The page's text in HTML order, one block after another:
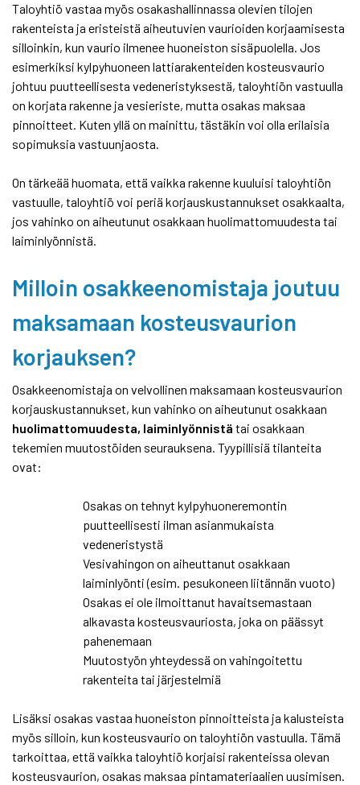
Taloyhtiö vastaa myös osakashallinnassa olevien tilojen
rakenteista ja eristeistä aiheutuvien vaurioiden korjaamisesta
silloinkin, kun vaurio ilmenee huoneiston sisäpuolella. Jos
esimerkiksi kylpyhuoneen lattiarakenteiden kosteusvaurio
johtuu puutteellisesta vedeneristyksestä, taloyhtiön vastuulla
on korjata rakenne ja vesieriste, mutta osakas maksaa
pinnoitteet. Kuten yllä on mainittu, tästäkin voi olla erilaisia
sopimuksia vastuunjaosta.
On tärkeää huomata, että vaikka rakenne kuuluisi taloyhtiön
vastuulle, taloyhtiö voi periä korjauskustannukset osakkaalta,
jos vahinko on aiheutunut osakkaan huolimattomuudesta tai
laiminlyönnistä.
Milloin osakkeenomistaja joutuu
maksamaan kosteusvaurion
korjauksen?
Osakkeenomistaja on velvollinen maksamaan kosteusvaurion
korjauskustannukset, kun vahinko on aiheutunut osakkaan
huolimattomuudesta, laiminlyönnistä tai osakkaan
tekemien muutostöiden seurauksena. Tyypillisiä tilanteita
ovat:
Osakas on tehnyt kylpyhuoneremontin
puutteellisesti ilman asianmukaista
vedeneristystä
Vesivahingon on aiheuttanut osakkaan
laiminlyönti (esim. pesukoneen liitännän vuoto)
Osakas ei ole ilmoittanut havaitsemastaan
alkavasta kosteusvauriosta, joka on päässyt
pahenemaan
Muutostyön yhteydessä on vahingoitettu
rakenteita tai järjestelmiä
Lisäksi osakas vastaa huoneiston pinnoitteista ja kalusteista
myös silloin, kun kosteusvaurio on taloyhtiön vastuulla. Tämä
tarkoittaa, että vaikka taloyhtiö korjaisi rakenteissa olevan
kosteusvaurion, osakas maksaa pintamateriaalien uusimisen.